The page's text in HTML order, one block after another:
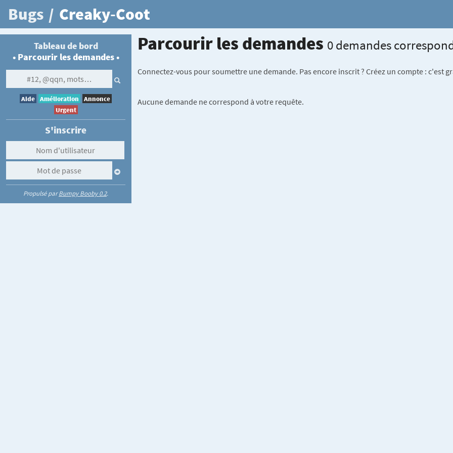
Bugs / Creaky-Coot
Tableau de bord
Parcourir les demandes
Aide Amélioration
Annonce
Urgent
S'inscrire
Propulsé parBumpy Booby 0.2.
Parcourir les demandes 0 demandes
Connectez-vous pour soumettre une demande. Pas encore inscrit ? Créez un compte : c'est
Aucune demande ne correspond à votre requête.